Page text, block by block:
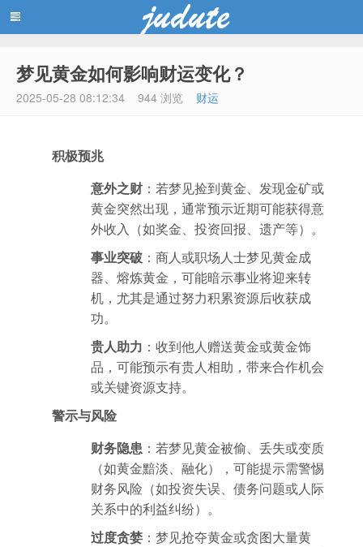
蓝黑博客主题
梦见黄金如何影响财运变化？
2025-05-28 08:12:34 944 浏览 财运
积极预兆
意外之财 ：若梦见捡到黄金、发现金矿或
黄金突然出现，通常预示近期可能获得意
外收入（如奖金、投资回报、遗产等）。
事业突破 ：商人或职场人士梦见黄金成
器、熔炼黄金，可能暗示事业将迎来转
机，尤其是通过努力积累资源后收获成
功。
贵人助力 ：收到他人赠送黄金或黄金饰
品，可能预示有贵人相助，带来合作机会
或关键资源支持。
警示与风险
财务隐患 ：若梦见黄金被偷、丢失或变质
（如黄金黯淡、融化），可能提示需警惕
财务风险（如投资失误、债务问题或人际
关系中的利益纠纷）。
过度贪婪 ：梦见抢夺黄金或贪图大量黄